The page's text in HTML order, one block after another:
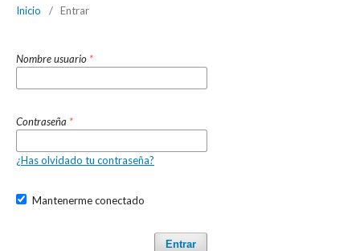
Inicio / Entrar
Nombre usuario *
Contraseña *
¿Has olvidado tu contraseña?
Mantenerme conectado
Entrar